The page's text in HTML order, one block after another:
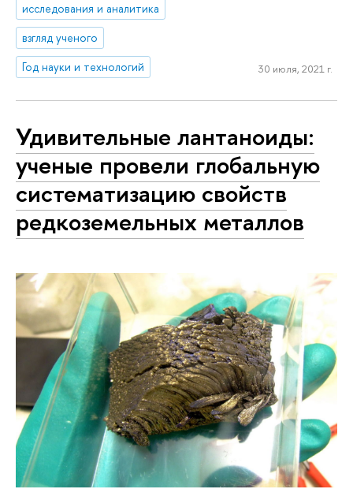
исследования и аналитика
взгляд ученого
Год науки и технологий
30 июля, 2021 г.
Удивительные лантаноиды:
ученые провели глобальную
систематизацию свойств
редкоземельных металлов